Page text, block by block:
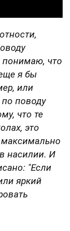
понимаю, что
я бы
или
поводу
что те
это
насилии. И
"Если
яркий